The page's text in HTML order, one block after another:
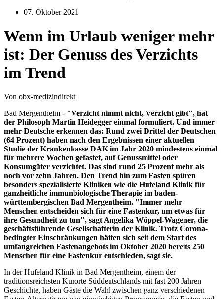
07. Oktober 2021
Wenn im Urlaub weniger mehr
ist: Der Genuss des Verzichts
im Trend
Von obx-medizindirekt
Bad Mergentheim - "Verzicht nimmt nicht, Verzicht gibt", hat
der Philosoph Martin Heidegger einmal formuliert. Und immer
mehr Deutsche erkennen das: Rund zwei Drittel der Deutschen
(64 Prozent) haben nach den Ergebnissen einer aktuellen
Studie der Krankenkasse DAK im Jahr 2020 mindestens einmal
für mehrere Wochen gefastet, auf Genussmittel oder
Konsumgüter verzichtet. Das sind rund 25 Prozent mehr als
noch vor zehn Jahren. Den Trend hin zum Fasten spüren
besonders spezialisierte Kliniken wie die Hufeland Klinik für
ganzheitliche immunbiologische Therapie im baden-
württembergischen Bad Mergentheim. "Immer mehr
Menschen entscheiden sich für eine Fastenkur, um etwas für
ihre Gesundheit zu tun", sagt Angelika Wöppel-Wagener, die
geschäftsführende Gesellschafterin der Klinik. Trotz Corona-
bedingter Einschränkungen hätten sich seit dem Start des
umfangreichen Fastenangebots im Oktober 2020 bereits 250
Menschen für eine Fastenkur entschieden, sagt sie.
In der Hufeland Klinik in Bad Mergentheim, einem der
traditionsreichsten Kurorte Süddeutschlands mit fast 200 Jahren
Geschichte, haben Gäste die Wahl zwischen ganz verschiedenen